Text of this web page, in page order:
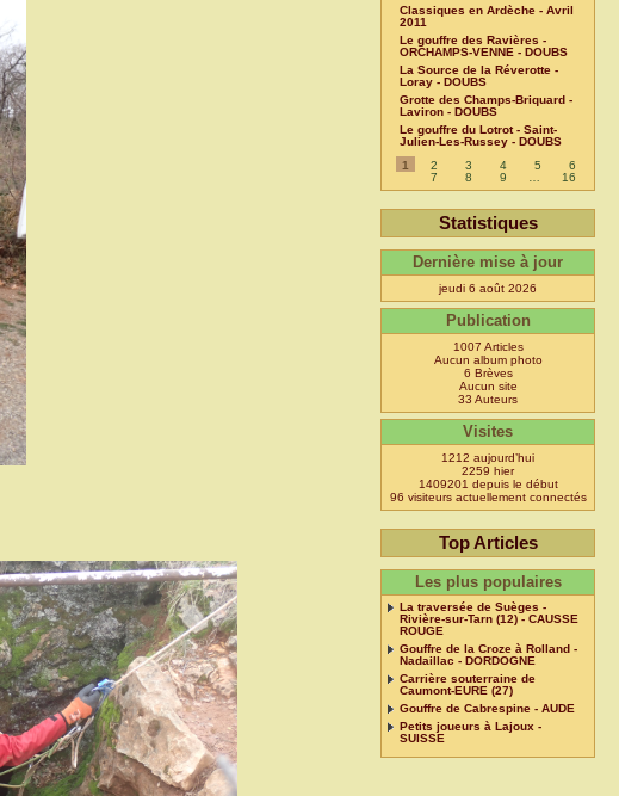
Classiques en Ardèche - Avril
2011
Le gouffre des Ravières -
ORCHAMPS-VENNE - DOUBS
La Source de la Réverotte -
Loray - DOUBS
Grotte des Champs-Briquard -
Laviron - DOUBS
Le gouffre du Lotrot - Saint-
Julien-Les-Russey - DOUBS
1
2 3 4 5
6
7
8 9 16
Statistiques
Dernière mise à jour
jeudi 6 août 2026
Publication
1007 Articles
Aucun album photo
6 Brèves
Aucun site
33 Auteurs
Visites
1212 aujourd’hui
2259 hier
1409201 depuis le début
96 visiteurs actuellement connectés
Top Articles
Les plus populaires
La traversée de Suèges -
Rivière-sur-Tarn (12) - CAUSSE
ROUGE
Gouffre de la Croze à Rolland -
Nadaillac - DORDOGNE
Carrière souterraine de
Caumont-EURE (27)
Gouffre de Cabrespine - AUDE
Petits joueurs à Lajoux -
SUISSE